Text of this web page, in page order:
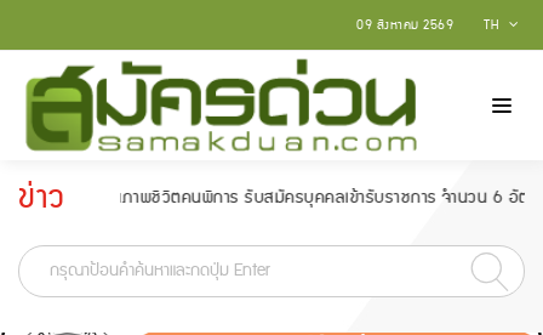
TH
09 สิงหาคม 2569
ข่าว
ประกาศ
พัฒนาคุณภาพชีวิตคนพิการ รับสมัครบุคคลเข้ารับราชการ จำนวน 6 อัตรา สมั